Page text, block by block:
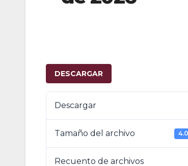
DESCARGAR
Descargar
Tamaño del archivo
Recuento de archivos